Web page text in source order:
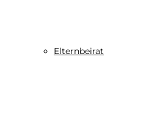
Elternbeirat